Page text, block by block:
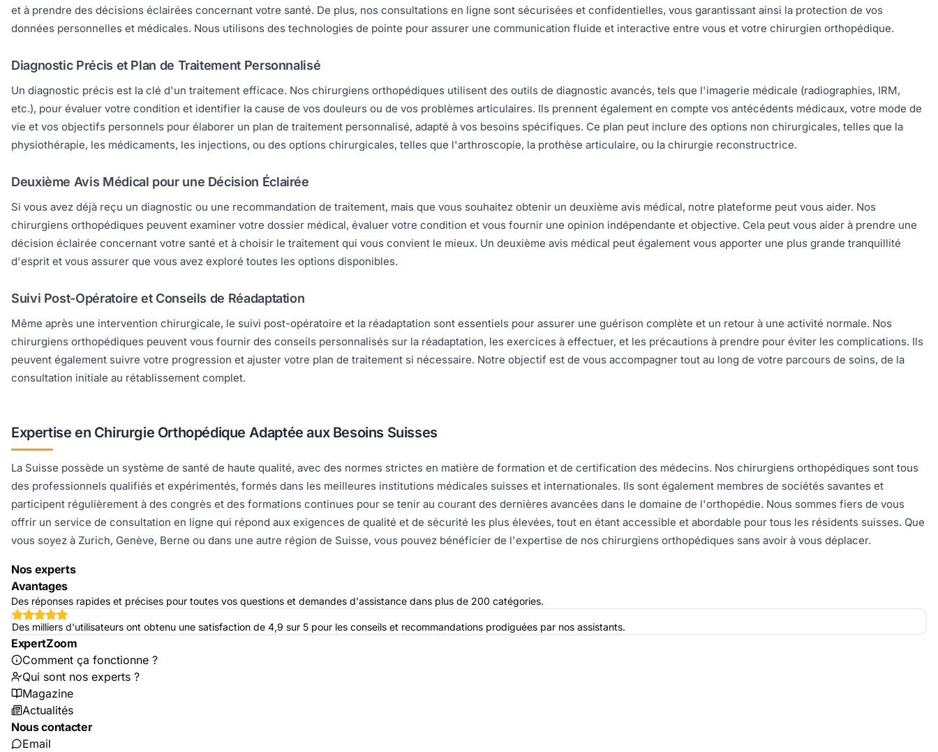
et à prendre des décisions éclairées concernant votre santé. De plus, nos consultations en ligne sont sécurisées et confidentielles, vous garantissant ainsi la protection de vos
données personnelles et médicales. Nous utilisons des technologies de pointe pour assurer une communication fluide et interactive entre vous et votre chirurgien orthopédique.
Diagnostic Précis et Plan de Traitement Personnalisé
Un diagnostic précis est la clé d'un traitement efficace. Nos chirurgiens orthopédiques utilisent des outils de diagnostic avancés, tels que l'imagerie médicale (radiographies, IRM,
etc.), pour évaluer votre condition et identifier la cause de vos douleurs ou de vos problèmes articulaires. Ils prennent également en compte vos antécédents médicaux, votre mode de
vie et vos objectifs personnels pour élaborer un plan de traitement personnalisé, adapté à vos besoins spécifiques. Ce plan peut inclure des options non chirurgicales, telles que la
physiothérapie, les médicaments, les injections, ou des options chirurgicales, telles que l'arthroscopie, la prothèse articulaire, ou la chirurgie reconstructrice.
Deuxième Avis Médical pour une Décision Éclairée
Si vous avez déjà reçu un diagnostic ou une recommandation de traitement, mais que vous souhaitez obtenir un deuxième avis médical, notre plateforme peut vous aider. Nos
chirurgiens orthopédiques peuvent examiner votre dossier médical, évaluer votre condition et vous fournir une opinion indépendante et objective. Cela peut vous aider à prendre une
décision éclairée concernant votre santé et à choisir le traitement qui vous convient le mieux. Un deuxième avis médical peut également vous apporter une plus grande tranquillité
d'esprit et vous assurer que vous avez exploré toutes les options disponibles.
Suivi Post-Opératoire et Conseils de Réadaptation
Même après une intervention chirurgicale, le suivi post-opératoire et la réadaptation sont essentiels pour assurer une guérison complète et un retour à une activité normale. Nos
chirurgiens orthopédiques peuvent vous fournir des conseils personnalisés sur la réadaptation, les exercices à effectuer, et les précautions à prendre pour éviter les complications. Ils
peuvent également suivre votre progression et ajuster votre plan de traitement si nécessaire. Notre objectif est de vous accompagner tout au long de votre parcours de soins, de la
consultation initiale au rétablissement complet.
Expertise en Chirurgie Orthopédique Adaptée aux Besoins Suisses
La Suisse possède un système de santé de haute qualité, avec des normes strictes en matière de formation et de certification des médecins. Nos chirurgiens orthopédiques sont tous
des professionnels qualifiés et expérimentés, formés dans les meilleures institutions médicales suisses et internationales. Ils sont également membres de sociétés savantes et
participent régulièrement à des congrès et des formations continues pour se tenir au courant des dernières avancées dans le domaine de l'orthopédie. Nous sommes fiers de vous
offrir un service de consultation en ligne qui répond aux exigences de qualité et de sécurité les plus élevées, tout en étant accessible et abordable pour tous les résidents suisses. Que
vous soyez à Zurich, Genève, Berne ou dans une autre région de Suisse, vous pouvez bénéficier de l'expertise de nos chirurgiens orthopédiques sans avoir à vous déplacer.
Nos experts
Avantages
Des réponses rapides et précises pour toutes vos questions et demandes d'assistance dans plus de 200 catégories.
Des milliers d'utilisateurs ont obtenu une satisfaction de 4,9 sur 5 pour les conseils et recommandations prodiguées par nos assistants.
ExpertZoom
Comment ça fonctionne ?
Qui sont nos experts ?
Magazine
Actualités
Nous contacter
Email